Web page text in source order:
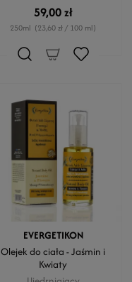
59,00 zł
250ml (23,60 zł / 100 ml)
EVERGETIKON
Olejek do ciała - Jaśmin i
Kwiaty